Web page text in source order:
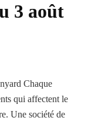
3 août
Chaque
qui affectent le
Une société de